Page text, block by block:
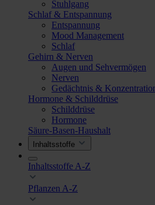
Stuhlgang
Schlaf & Entspannung
Entspannung
Mood Management
Schlaf
Gehirn & Nerven
Augen und Sehvermögen
Nerven
Gedächtnis &
Hormone & Schilddrüse
Schilddrüse
Hormone
Säure-Basen-Haushalt
Inhaltsstoffe
Inhaltsstoffe A-Z
Pflanzen A-Z